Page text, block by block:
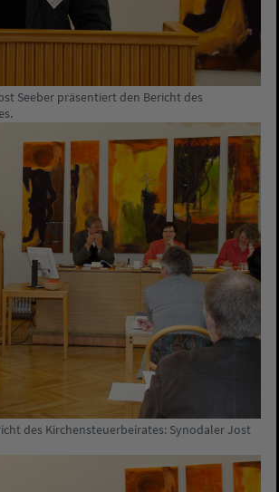
Seeber präsentiert den Bericht des
des Kirchensteuerbeirates: Synodaler Jost